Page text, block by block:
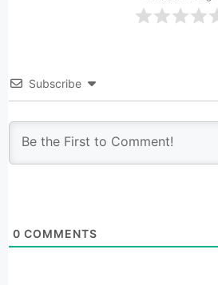
Subscribe
0 COMMENTS